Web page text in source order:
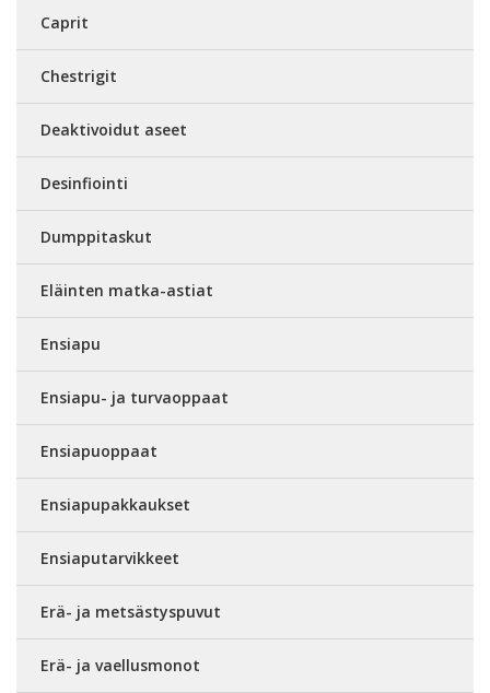
Caprit
Chestrigit
Deaktivoidut aseet
Desinfiointi
Dumppitaskut
Eläinten matka-astiat
Ensiapu
Ensiapu- ja turvaoppaat
Ensiapuoppaat
Ensiapupakkaukset
Ensiaputarvikkeet
Erä- ja metsästyspuvut
Erä- ja vaellusmonot